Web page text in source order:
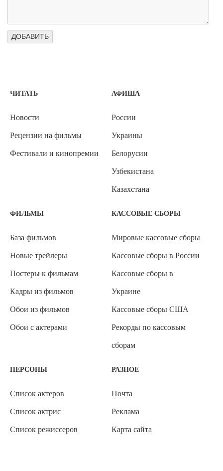
ЧИТАТЬ
Новости
Рецензии на фильмы
Фестивали и кинопремии
АФИША
России
Украины
Белорусии
Узбекистана
Казахстана
ФИЛЬМЫ
База фильмов
Новые трейлеры
Постеры к фильмам
Кадры из фильмов
Обои из фильмов
Обои с актерами
КАССОВЫЕ СБОРЫ
Мировые кассовые сборы
Кассовые сборы в России
Кассовые сборы в
Украине
Кассовые сборы США
Рекорды по кассовым
сборам
ПЕРСОНЫ
Список актеров
Список актрис
Список режиссеров
РАЗНОЕ
Почта
Реклама
Карта сайта